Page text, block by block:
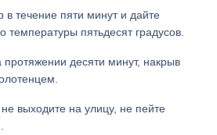
в течение пяти минут и дайте
температуры пятьдесят градусов.
десяти минут, накрыв
выходите на улицу, не пейте